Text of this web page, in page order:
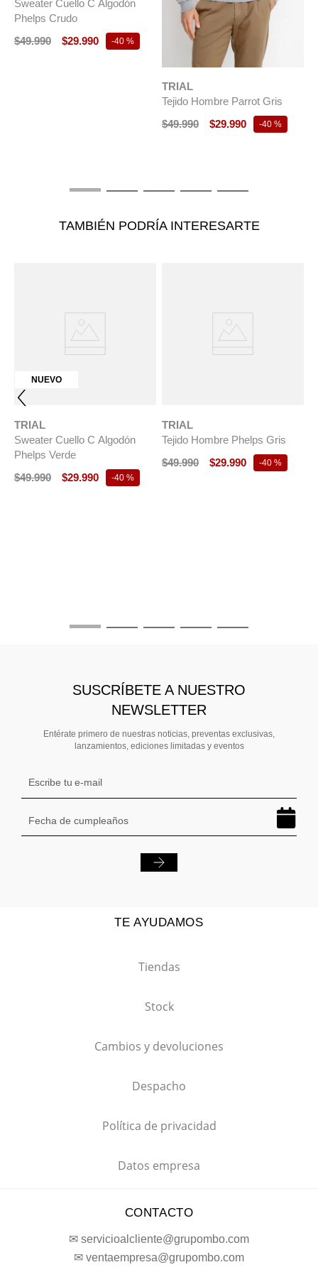
Sweater Cuello C Algodón
Phelps Crudo
$49.990 $29.990 -40 %
TRIAL
Tejido Hombre Parrot Gris
$49.990 $29.990 -40 %
TAMBIÉN PODRÍA INTERESARTE
NUEVO
TRIAL
Sweater Cuello C Algodón
Phelps Verde
$49.990 $29.990 -40 %
TRIAL
Tejido Hombre Phelps Gris
$49.990 $29.990 -40 %
SUSCRÍBETE A NUESTRO
NEWSLETTER
Entérate primero de nuestras noticias, preventas exclusivas,
lanzamientos, ediciones limitadas y eventos
TE AYUDAMOS
Tiendas
Stock
Cambios y devoluciones
Despacho
Política de privacidad
Datos empresa
CONTACTO
✉ servicioalcliente@grupombo.com
✉ ventaempresa@grupombo.com